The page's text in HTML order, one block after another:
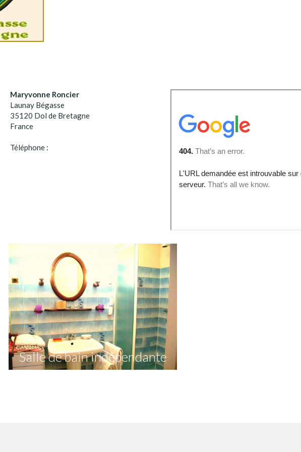
Maryvonne Roncier
Launay Bégasse
35120 Dol de Bretagne
France
Téléphone :
Salle de bain indépendante